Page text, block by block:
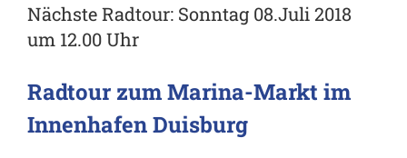
Nächste Radtour: Sonntag 08.Juli 2018
um 12.00 Uhr
Radtour zum Marina-Markt im
Innenhafen Duisburg